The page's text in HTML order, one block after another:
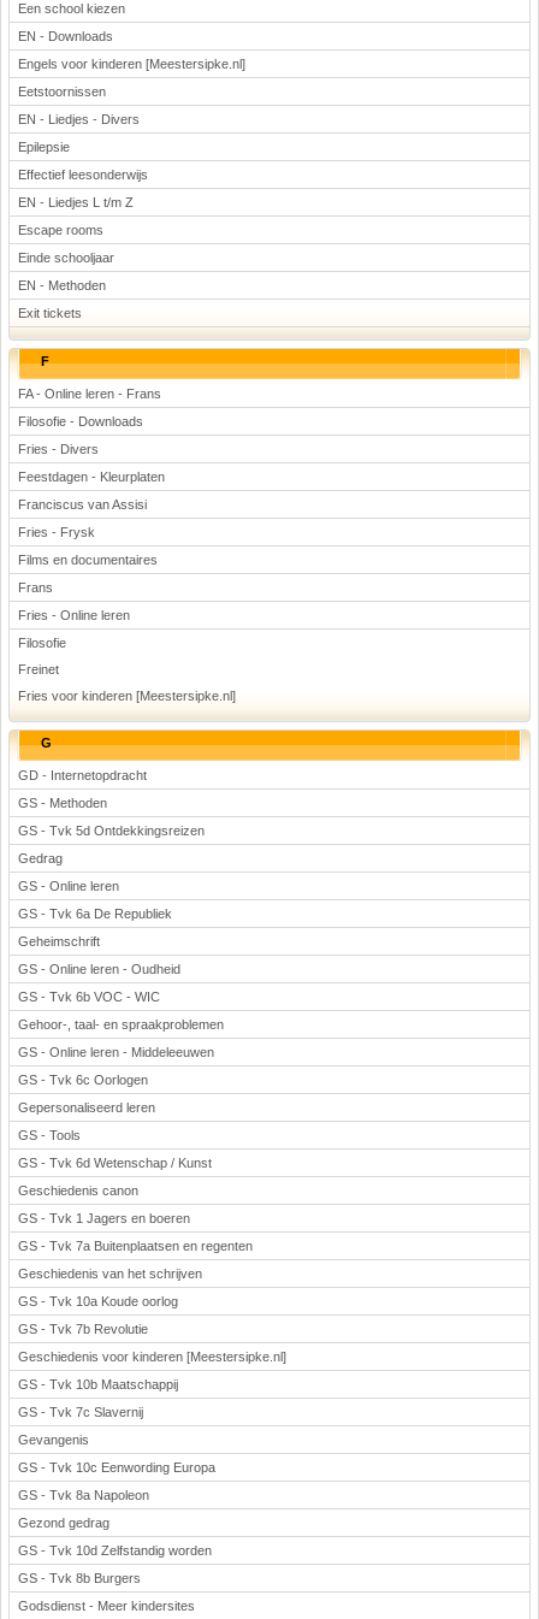
Een school kiezen
EN - Downloads
Engels voor kinderen [Meestersipke.nl]
Eetstoornissen
EN - Liedjes - Divers
Epilepsie
Effectief leesonderwijs
EN - Liedjes L t/m Z
Escape rooms
Einde schooljaar
EN - Methoden
Exit tickets
F
FA - Online leren - Frans
Filosofie - Downloads
Fries - Divers
Feestdagen - Kleurplaten
Franciscus van Assisi
Fries - Frysk
Films en documentaires
Frans
Fries - Online leren
Filosofie
Freinet
Fries voor kinderen [Meestersipke.nl]
G
GD - Internetopdracht
GS - Methoden
GS - Tvk 5d Ontdekkingsreizen
Gedrag
GS - Online leren
GS - Tvk 6a De Republiek
Geheimschrift
GS - Online leren - Oudheid
GS - Tvk 6b VOC - WIC
Gehoor-, taal- en spraakproblemen
GS - Online leren - Middeleeuwen
GS - Tvk 6c Oorlogen
Gepersonaliseerd leren
GS - Tools
GS - Tvk 6d Wetenschap / Kunst
Geschiedenis canon
GS - Tvk 1 Jagers en boeren
GS - Tvk 7a Buitenplaatsen en regenten
Geschiedenis van het schrijven
GS - Tvk 10a Koude oorlog
GS - Tvk 7b Revolutie
Geschiedenis voor kinderen [Meestersipke.nl]
GS - Tvk 10b Maatschappij
GS - Tvk 7c Slavernij
Gevangenis
GS - Tvk 10c Eenwording Europa
GS - Tvk 8a Napoleon
Gezond gedrag
GS - Tvk 10d Zelfstandig worden
GS - Tvk 8b Burgers
Godsdienst - Meer kindersites